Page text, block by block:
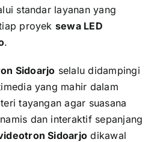
standar layanan yang
proyek sewa LED
.
Sidoarjo selalu didampingi
yang mahir dalam
tayangan agar suasana
dan interaktif sepanjang
Sidoarjo dikawal